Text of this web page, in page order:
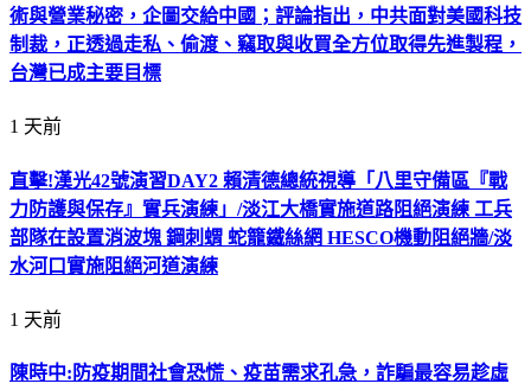
術與營業秘密，企圖交給中國；評論指出，中共面對美國科技
制裁，正透過走私、偷渡、竊取與收買全方位取得先進製程，
台灣已成主要目標
1 天前
直擊!漢光42號演習DAY2 賴清德總統視導「八里守備區『戰
力防護與保存』實兵演練」/淡江大橋實施道路阻絕演練 工兵
部隊在設置消波塊 鋼刺蝟 蛇籠鐵絲網 HESCO機動阻絕牆/淡
水河口實施阻絕河道演練
1 天前
陳時中:防疫期間社會恐慌、疫苗需求孔急，詐騙最容易趁虛